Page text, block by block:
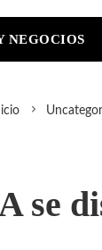
NEGOCIOS
se